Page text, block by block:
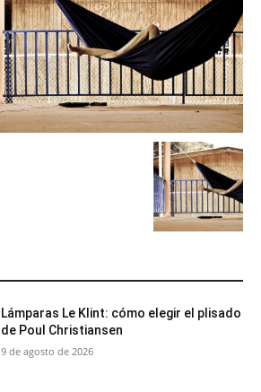
Lámparas Le Klint: cómo elegir el plisado
de Poul Christiansen
9 de agosto de 2026